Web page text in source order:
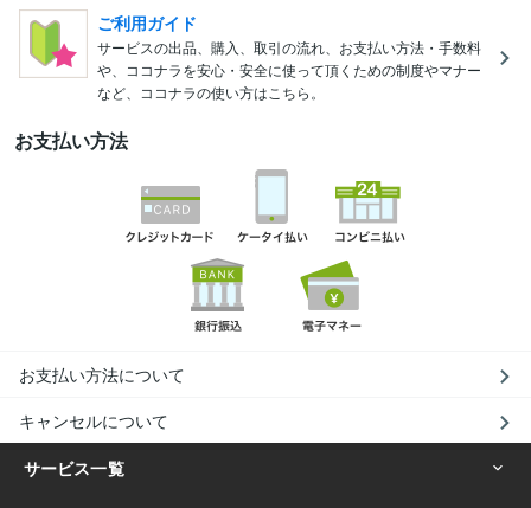
ご利用ガイド
サービスの出品、購入、取引の流れ、お支払い方法・手数料
や、ココナラを安心・安全に使って頂くための制度やマナー
など、ココナラの使い方はこちら。
お支払い方法
お支払い方法について
キャンセルについて